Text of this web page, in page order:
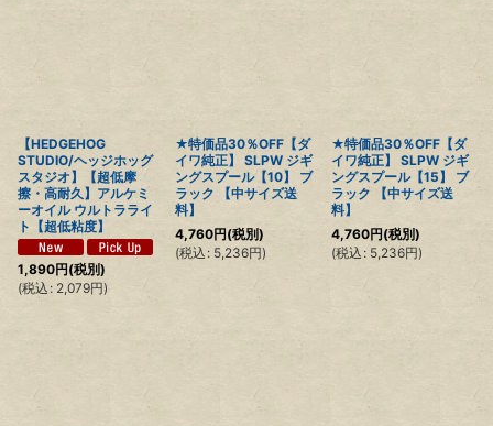
【HEDGEHOG
STUDIO/ヘッジホッグ
スタジオ】【超低摩
擦・高耐久】アルケミ
ーオイル ウルトラライ
ト【超低粘度】
1,890円(税別)
(税込 : 2,079円)
★特価品30％OFF【ダ
イワ純正】 SLPW ジギ
ングスプール【10】 ブ
ラック 【中サイズ送
料】
4,760円(税別)
(税込 : 5,236円)
★特価品30％OFF【ダ
イワ純正】 SLPW ジギ
ングスプール【15】 ブ
ラック 【中サイズ送
料】
4,760円(税別)
(税込 : 5,236円)